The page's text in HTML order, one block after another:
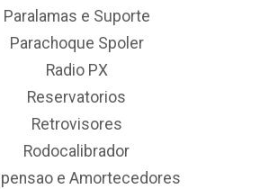
Paralamas e Suporte
Parachoque Spoler
Radio PX
Reservatorios
Retrovisores
Rodocalibrador
e Amortecedores